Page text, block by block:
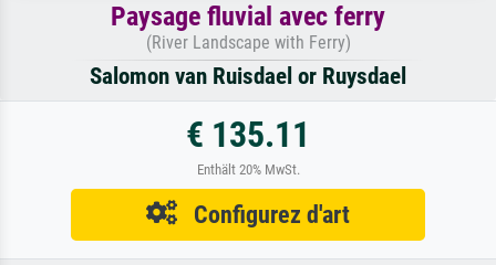
Paysage fluvial avec ferry
(River Landscape with Ferry)
Salomon van Ruisdael or Ruysdael
€ 135.11
Enthält 20% MwSt.
Configurez d'art